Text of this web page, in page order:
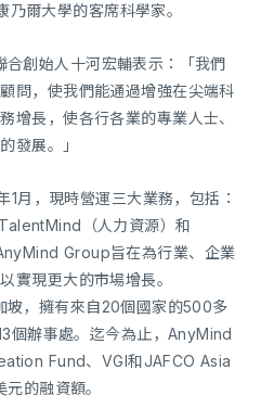
爾大學的客席科學家。
創始人十河宏輔表示：「我們
問，使我們能通過增強在尖端科
增長，使各行各業的專業人士、
發展。」
月，現時營運三大業務，包括：
（人力資源）和
Group旨在為行業、企業
實現更大的市場增長。
，擁有來自20個國家的500多
個辦事處。迄今為止，AnyMind
Fund、VGI和JAFCO Asia
的融資額。